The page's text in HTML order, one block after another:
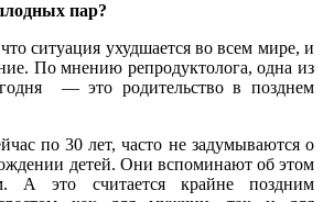
пар?
ситуация ухудшается во всем мире, и
По мнению репродуктолога, одна из
— это родительство в позднем
по 30 лет, часто не задумываются о
детей. Они вспоминают об этом
А это считается крайне поздним